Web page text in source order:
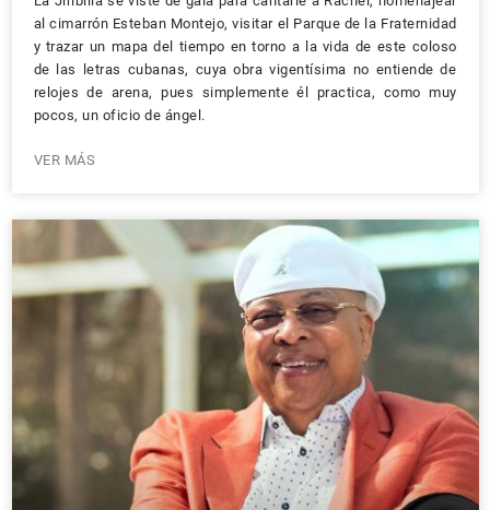
al cimarrón Esteban Montejo, visitar el Parque de la Fraternidad
y trazar un mapa del tiempo en torno a la vida de este coloso
de las letras cubanas, cuya obra vigentísima no entiende de
relojes de arena, pues simplemente él practica, como muy
pocos, un oficio de ángel.
VER MÁS